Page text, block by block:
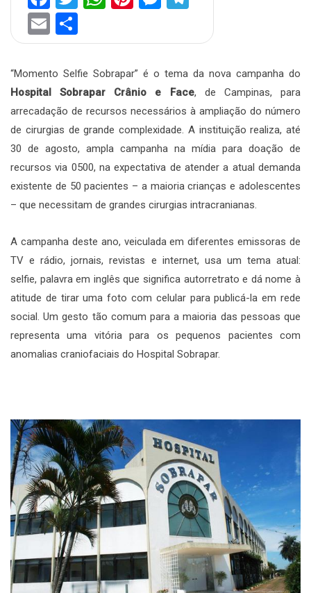
Email
“Momento Selfie Sobrapar” é o tema da nova campanha do
Hospital Sobrapar Crânio e Face, de Campinas, para
arrecadação de recursos necessários à ampliação do número
de cirurgias de grande complexidade. A instituição realiza, até
30 de agosto, ampla campanha na mídia para doação de
recursos via 0500, na expectativa de atender a atual demanda
existente de 50 pacientes – a maioria crianças e adolescentes
– que necessitam de grandes cirurgias intracranianas.
A campanha deste ano, veiculada em diferentes emissoras de
TV e rádio, jornais, revistas e internet, usa um tema atual:
selfie, palavra em inglês que significa autorretrato e dá nome à
atitude de tirar uma foto com celular para publicá-la em rede
social. Um gesto tão comum para a maioria das pessoas que
representa uma vitória para os pequenos pacientes com
anomalias craniofaciais do Hospital Sobrapar.